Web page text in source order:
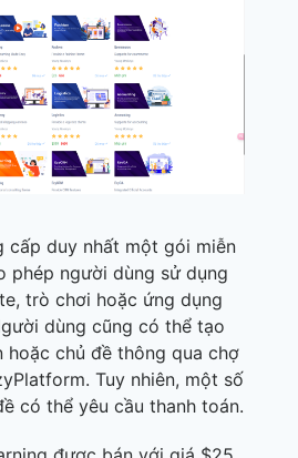
cấp duy nhất một gói miễn
phép người dùng sử dụng
trò chơi hoặc ứng dụng
dùng cũng có thể tạo
hoặc chủ đề thông qua chợ
Tuy nhiên, một số
có thể yêu cầu thanh toán.